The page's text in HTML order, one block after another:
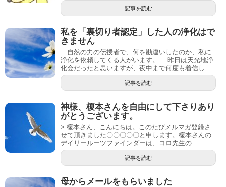
記事を読む
私を「裏切り者認定」した人の浄化はで
きません
自然の力の伝授者で、何を勘違いしたのか、私に
浄化を依頼してくる人がいます。 昨日は天光地浄
化会だったと思いますが、夜中まで何度も着信し...
記事を読む
神様、榎本さんを自由にして下さりあり
がとうございます。
> 榎本さん、こんにちは。このたびメルマガ登録さ
せて頂きました〇〇〇〇〇と申します。榎本さんの
デイリールーツファインダーは、コロ先生の...
記事を読む
母からメールをもらいました